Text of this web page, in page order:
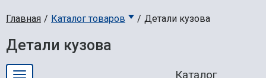
Главная Каталог товаров Детали кузова
Детали кузова